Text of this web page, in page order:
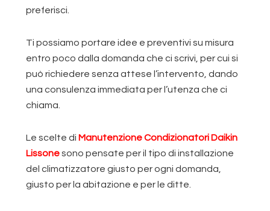
preferisci.
Ti possiamo portare idee e preventivi su misura
entro poco dalla domanda che ci scrivi, per cui si
può richiedere senza attese l’intervento, dando
una consulenza immediata per l’utenza che ci
chiama.
Le scelte di Manutenzione Condizionatori Daikin
Lissonesono pensate per il tipo di installazione
del climatizzatore giusto per ogni domanda,
giusto per la abitazione e per le ditte.